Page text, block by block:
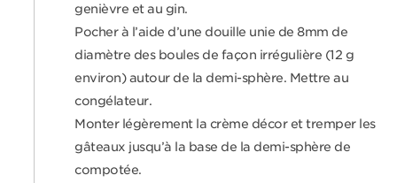
genièvre et au gin.
Pocher à l’aide d’une douille unie de 8mm de
diamètre des boules de façon irrégulière (12 g
environ) autour de la demi-sphère. Mettre au
congélateur.
Monter légèrement la crème décor et tremper les
gâteaux jusqu’à la base de la demi-sphère de
compotée.